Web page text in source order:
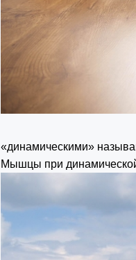
«динамическими»
Мышцы при